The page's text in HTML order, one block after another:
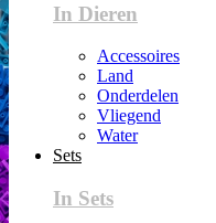
In Dieren
Accessoires
Land
Onderdelen
Vliegend
Water
Sets
In Sets